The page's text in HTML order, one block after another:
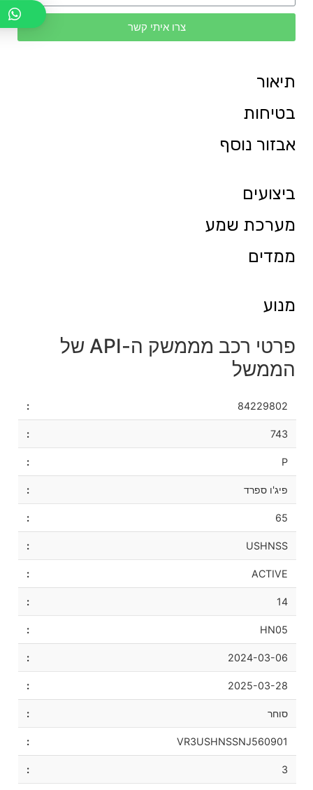
צרו איתי קשר
תיאור
בטיחות
אבזור נוסף
ביצועים
מערכת שמע
ממדים
מנוע
פרטי רכב מממשק ה-API של
הממשל
84229802
743
P
פיג'ו ספרד
65
USHNSS
ACTIVE
14
HN05
2024-03-06
2025-03-28
סוחר
VR3USHNSSNJ560901
3